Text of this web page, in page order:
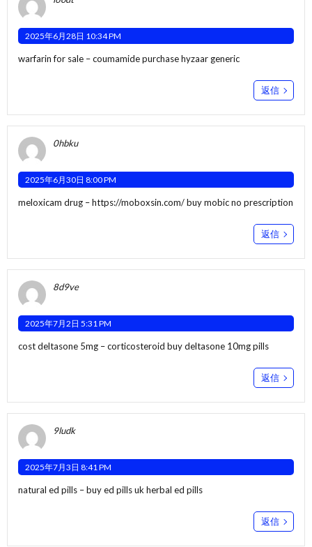
2025年6月28日 10:34 PM
warfarin for sale –coumamidepurchase hyzaar generic
返信
0hbku
2025年6月30日 8:00 PM
meloxicam drug –https://moboxsin.com/buy mobic no prescription
返信
8d9ve
2025年7月2日 5:31 PM
cost deltasone 5mg –corticosteroid buy deltasone 10mg pills
返信
9ludk
2025年7月3日 8:41 PM
natural ed pills –buy ed pills uk herbal ed pills
返信